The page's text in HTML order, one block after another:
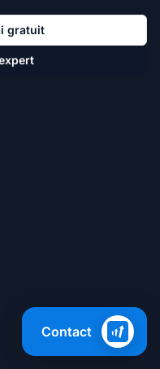
gratuit
Contact